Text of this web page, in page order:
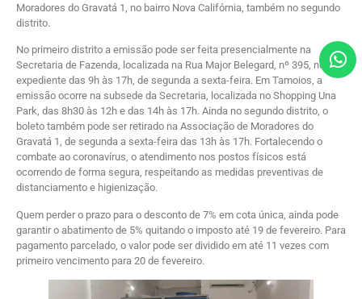
Moradores do Gravatá 1, no bairro Nova Califórnia, também no segundo
distrito.
No primeiro distrito a emissão pode ser feita presencialmente na
Secretaria de Fazenda, localizada na Rua Major Belegard, nº 395, no
expediente das 9h às 17h, de segunda a sexta-feira. Em Tamoios, a
emissão ocorre na subsede da Secretaria, localizada no Shopping Una
Park, das 8h30 às 12h e das 14h às 17h. Ainda no segundo distrito, o
boleto também pode ser retirado na Associação de Moradores do
Gravatá 1, de segunda a sexta-feira das 13h às 17h. Fortalecendo o
combate ao coronavírus, o atendimento nos postos físicos está
ocorrendo de forma segura, respeitando as medidas preventivas de
distanciamento e higienização.
Quem perder o prazo para o desconto de 7% em cota única, ainda pode
garantir o abatimento de 5% quitando o imposto até 19 de fevereiro. Para
pagamento parcelado, o valor pode ser dividido em até 11 vezes com
primeiro vencimento para 20 de fevereiro.